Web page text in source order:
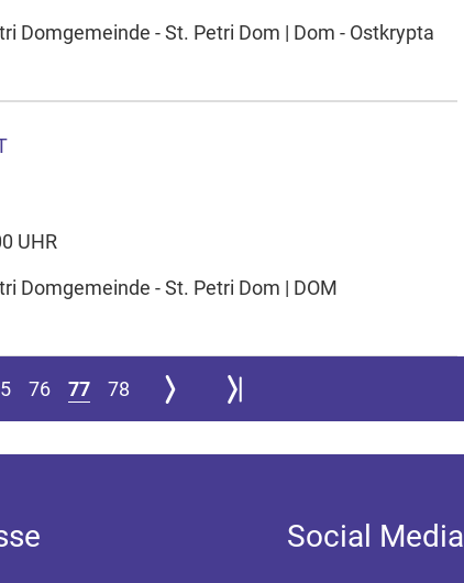
Domgemeinde - St. Petri Dom | Dom - Ostkrypta
UHR
Domgemeinde - St. Petri Dom | DOM
76 77 78 Zur nächsten SeiteZur letzten Seite springen
Social Media